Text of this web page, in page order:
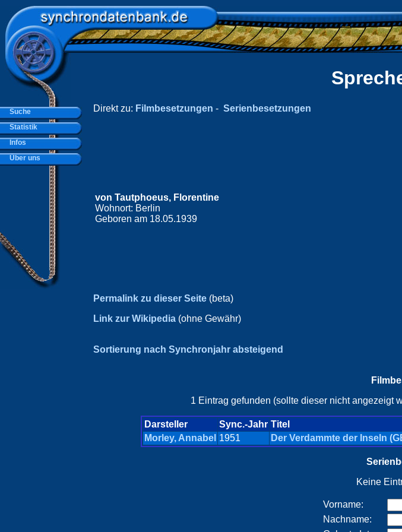
Direkt zu: Filmbesetzungen - Serienbesetzungen
von Tautphoeus, Florentine
Wohnort: Berlin
Geboren am 18.05.1939
Permalink zu dieser Seite (beta)
Link zur Wikipedia (ohne Gewähr)
Sortierung nach Synchronjahr absteigend
1 Eintrag gefunden (sollte dieser nicht angezeigt
Darsteller Sync.-Jahr Titel
Morley, Annabel 1951 Der Verdammte der Inseln
Keine
Vorname:
Nachname:
Suche
Statistik
Infos
Über uns